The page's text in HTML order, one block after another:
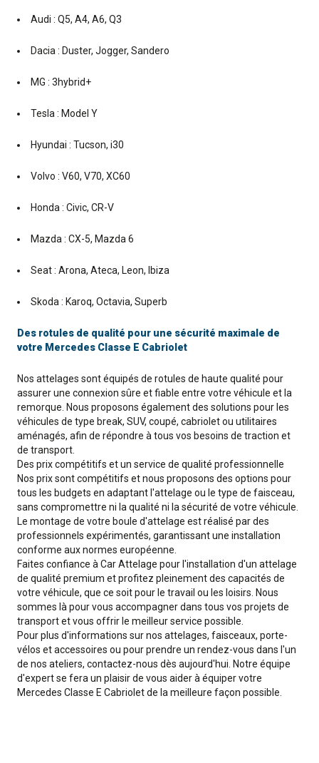
Audi : Q5, A4, A6, Q3
Dacia : Duster, Jogger, Sandero
MG : 3hybrid+
Tesla : Model Y
Hyundai : Tucson, i30
Volvo : V60, V70, XC60
Honda : Civic, CR-V
Mazda : CX-5, Mazda 6
Seat : Arona, Ateca, Leon, Ibiza
Skoda : Karoq, Octavia, Superb
Des rotules de qualité pour une sécurité maximale de
votre Mercedes Classe E Cabriolet
Nos attelages sont équipés de rotules de haute qualité pour
assurer une connexion sûre et fiable entre votre véhicule et la
remorque. Nous proposons également des solutions pour les
véhicules de type break, SUV, coupé, cabriolet ou utilitaires
aménagés, afin de répondre à tous vos besoins de traction et
de transport.
Des prix compétitifs et un service de qualité professionnelle
Nos prix sont compétitifs et nous proposons des options pour
tous les budgets en adaptant l'attelage ou le type de faisceau,
sans compromettre ni la qualité ni la sécurité de votre véhicule.
Le montage de votre boule d'attelage est réalisé par des
professionnels expérimentés, garantissant une installation
conforme aux normes européenne.
Faites confiance à Car Attelage pour l'installation d'un attelage
de qualité premium et profitez pleinement des capacités de
votre véhicule, que ce soit pour le travail ou les loisirs. Nous
sommes là pour vous accompagner dans tous vos projets de
transport et vous offrir le meilleur service possible.
Pour plus d'informations sur nos attelages, faisceaux, porte-
vélos et accessoires ou pour prendre un rendez-vous dans l'un
de nos ateliers, contactez-nous dès aujourd'hui. Notre équipe
d'expert se fera un plaisir de vous aider à équiper votre
Mercedes Classe E Cabriolet de la meilleure façon possible.